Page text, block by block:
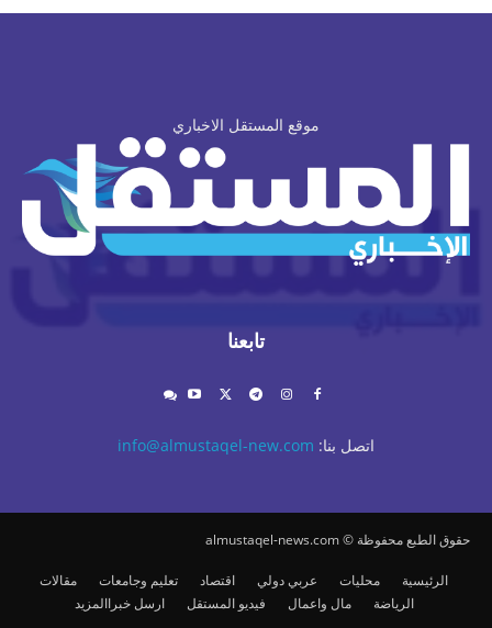
موقع المستقل الاخباري
تابعنا
اتصل بنا: info@almustaqel-new.com
حقوق الطبع محفوظة © almustaqel-news.com
الرئيسية محليات عربي دولي اقتصاد تعليم وجامعات
مقالات
الرياضة
مال واعمال فيديو المستقل ارسل خبراالمزيد